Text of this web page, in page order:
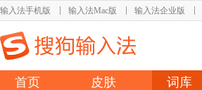
输入法手机版 输入法Mac版 输入法企业版
首页 皮肤 词库